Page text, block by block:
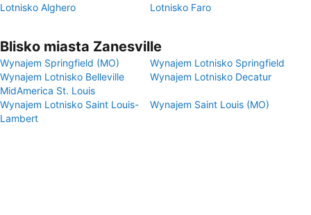
Lotnisko Alghero
Lotnisko Faro
Blisko miasta Zanesville
Wynajem Springfield (MO)
Wynajem Lotnisko Springfield
Wynajem Lotnisko Belleville
MidAmerica St. Louis
Wynajem Lotnisko Decatur
Wynajem Lotnisko Saint Louis-
Lambert
Wynajem Saint Louis (MO)